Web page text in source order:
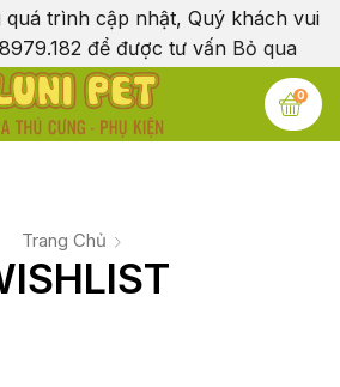
quá trình cập nhật, Quý khách vui
để được tư vấn Bỏ qua
0
Trang Chủ